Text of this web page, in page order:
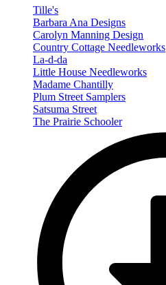
Tille's
Barbara Ana Designs
Carolyn Manning Design
Country Cottage Needleworks
La-d-da
Little House Needleworks
Madame Chantilly
Plum Street Samplers
Satsuma Street
The Prairie Schooler